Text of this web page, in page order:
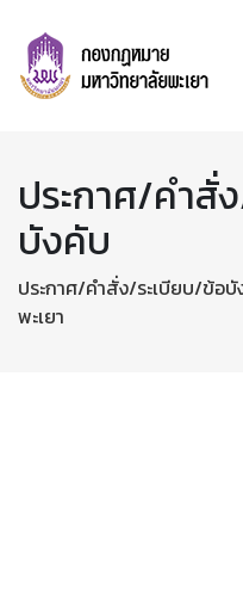
ประกาศ/คำสั่
บังคับ
ประกาศ/คำสั่ง/ระเบียบ/ข้อ
พะเยา